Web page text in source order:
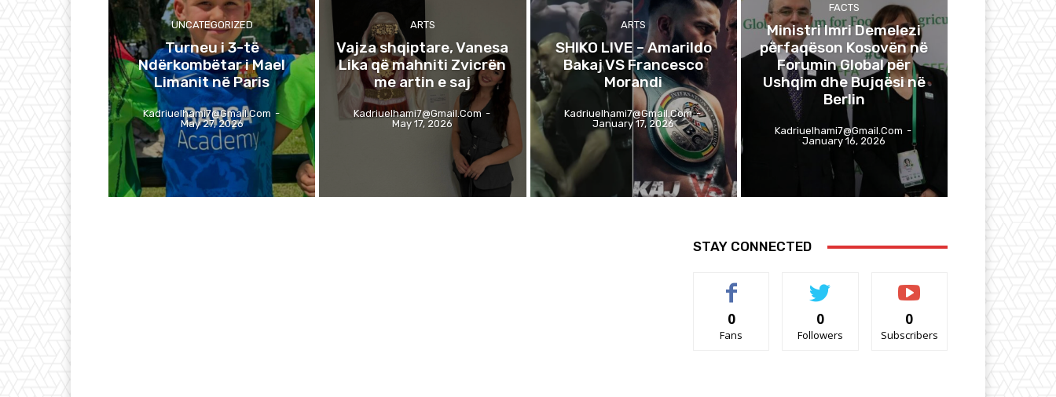
UNCATEGORIZED
Turneu i 3-të
Ndërkombëtar i Mael
Limanit në Paris
Kadriuelhami7@gmail.com -
May 27, 2026
ARTS
Vajza shqiptare, Vanesa
Lika që mahniti Zvicrën
me artin e saj
Kadriuelhami7@gmail.com -
May 17, 2026
ARTS
SHIKO LIVE – Amarildo
Bakaj VS Francesco
Morandi
Kadriuelhami7@gmail.com -
January 17, 2026
FACTS
Ministri Imri Demelezi
përfaqëson Kosovën në
Forumin Global për
Ushqim dhe Bujqësi në
Berlin
Kadriuelhami7@gmail.com -
January 16, 2026
STAY CONNECTED
0
Fans
0
Followers
0
Subscribers